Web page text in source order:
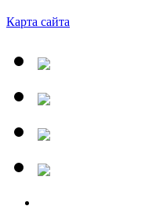
Карта сайта